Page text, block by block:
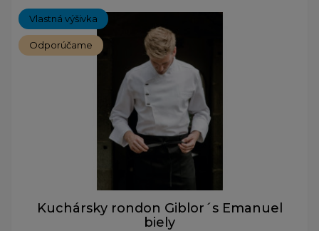
Vlastná výšivka
Odporúčame
Kuchársky rondon Giblor´s Emanuel
biely